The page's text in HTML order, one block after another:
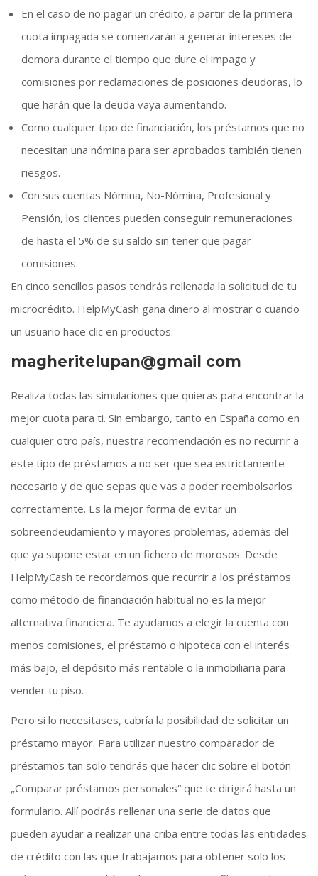
En el caso de no pagar un crédito, a partir de la primera
cuota impagada se comenzarán a generar intereses de
demora durante el tiempo que dure el impago y
comisiones por reclamaciones de posiciones deudoras, lo
que harán que la deuda vaya aumentando.
Como cualquier tipo de financiación, los préstamos que no
necesitan una nómina para ser aprobados también tienen
riesgos.
Con sus cuentas Nómina, No-Nómina, Profesional y
Pensión, los clientes pueden conseguir remuneraciones
de hasta el 5% de su saldo sin tener que pagar
comisiones.
En cinco sencillos pasos tendrás rellenada la solicitud de tu
microcrédito. HelpMyCash gana dinero al mostrar o cuando
un usuario hace clic en productos.
magheritelupan@gmail com
Realiza todas las simulaciones que quieras para encontrar la
mejor cuota para ti. Sin embargo, tanto en España como en
cualquier otro país, nuestra recomendación es no recurrir a
este tipo de préstamos a no ser que sea estrictamente
necesario y de que sepas que vas a poder reembolsarlos
correctamente. Es la mejor forma de evitar un
sobreendeudamiento y mayores problemas, además del
que ya supone estar en un fichero de morosos. Desde
HelpMyCash te recordamos que recurrir a los préstamos
como método de financiación habitual no es la mejor
alternativa financiera. Te ayudamos a elegir la cuenta con
menos comisiones, el préstamo o hipoteca con el interés
más bajo, el depósito más rentable o la inmobiliaria para
vender tu piso.
Pero si lo necesitases, cabría la posibilidad de solicitar un
préstamo mayor. Para utilizar nuestro comparador de
préstamos tan solo tendrás que hacer clic sobre el botón
„Comparar préstamos personales“ que te dirigirá hasta un
formulario. Allí podrás rellenar una serie de datos que
pueden ayudar a realizar una criba entre todas las entidades
de crédito con las que trabajamos para obtener solo los